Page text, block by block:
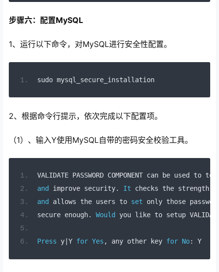
步骤六：配置MySQL
1、运行以下命令，对MySQL进行安全性配置。
sudo mysql_secure_installation
2、根据命令行提示，依次完成以下配置项。
（1）、输入Y使用MySQL自带的密码安全校验工具。
VALIDATE PASSWORD COMPONENT can be used to test
and improve security. It checks the strength
and allows the users to set only those
secure enough. Would you like to setup VALIDATE
Press y| Y for Yes , any other key for No: Y